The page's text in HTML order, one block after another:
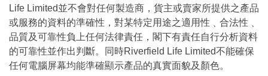
Life Limited並不會對任何製造商，貨主或賣家所提供之產品
或服務的資料的準確性，對某特定用途之適用性﹑合法性﹑
品質及可靠性負上任何法律責任，閣下有責任自行分析資料
的可靠性並作出判斷。同時Riverfield Life Limited不能確保
任何電腦屏幕均能準確顯示產品的真實面貌及顏色。